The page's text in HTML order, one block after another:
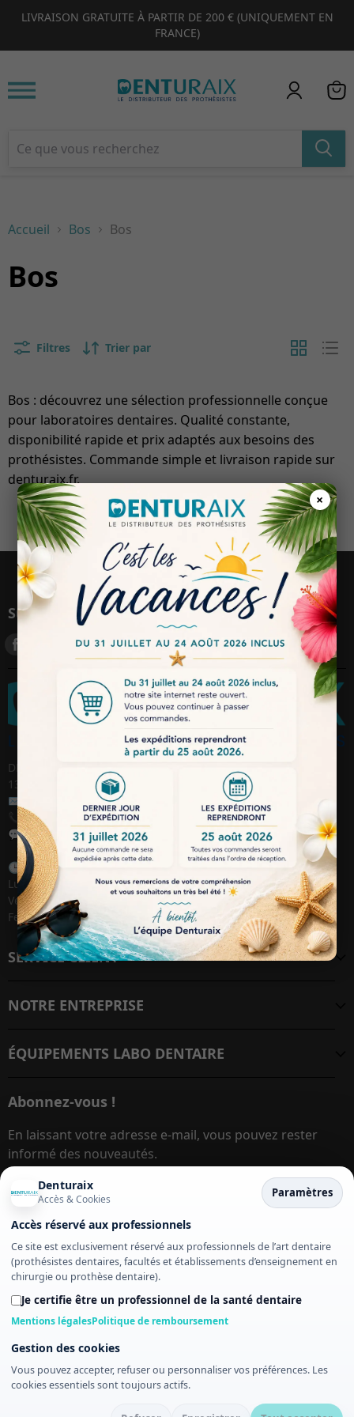
×
LIVRAISON GRATUITE À PARTIR DE 200 € (UNIQUEMENT EN
FRANCE)
1 2 3 4
Accueil Bos Bos
Bos
Filtres Trier par
Bos : découvrez une sélection professionnelle conçue
pour laboratoires dentaires. Qualité constante,
disponibilité rapide et prix adaptés aux besoins des
prothésistes. Commande simple et livraison rapide sur
denturaix.fr.
Suivez-nous
DENTURAIX SARL, 114 avenue des Chasséens, ZI AVON
13120 Gardanne / France
✉️
contact@denturaix.fr
📞Téléphone : 04 42 38 39 39
💬WhatsApp : +33 6 28 37 19 27
🕒Jours / Heures de travail :
Lundi au Jeudi : 09h00 – 18h00
Vendredi : 09h00 – 17h30
Fermé le week-end
SERVICE CLIENT
NOTRE ENTREPRISE
ÉQUIPEMENTS LABO DENTAIRE
Abonnez-vous !
En laissant votre adresse e-mail, vous pouvez rester
informé des nouveautés.
S’inscrire
Ce site est protégé par reCAPTCHA et lesPolitique de
confidentialitéetConditions d'utilisation
© denturaix.fr – Tous droits réservés. Les images de ce site ne
Denturaix
Accès & Cookies Paramètres
Accès réservé aux professionnels
Ce site est exclusivement réservé aux professionnels de l’art dentaire
(prothésistes dentaires, facultés et établissements d’enseignement en
chirurgie ou prothèse dentaire).
Je certifie être un professionnel de la santé dentaire
Mentions légalesPolitique de remboursement
Gestion des cookies
Vous pouvez accepter, refuser ou personnaliser vos préférences. Les
cookies essentiels sont toujours actifs.